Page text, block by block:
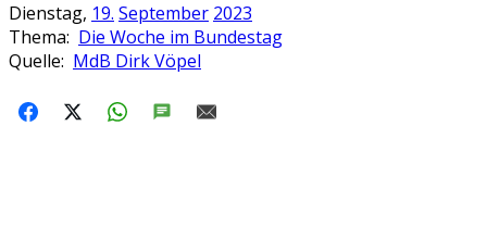
Dienstag, 19. September 2023
Thema: Die Woche im Bundestag
Quelle: MdB Dirk Vöpel
FACEBOOK WHATSAPP
SMS